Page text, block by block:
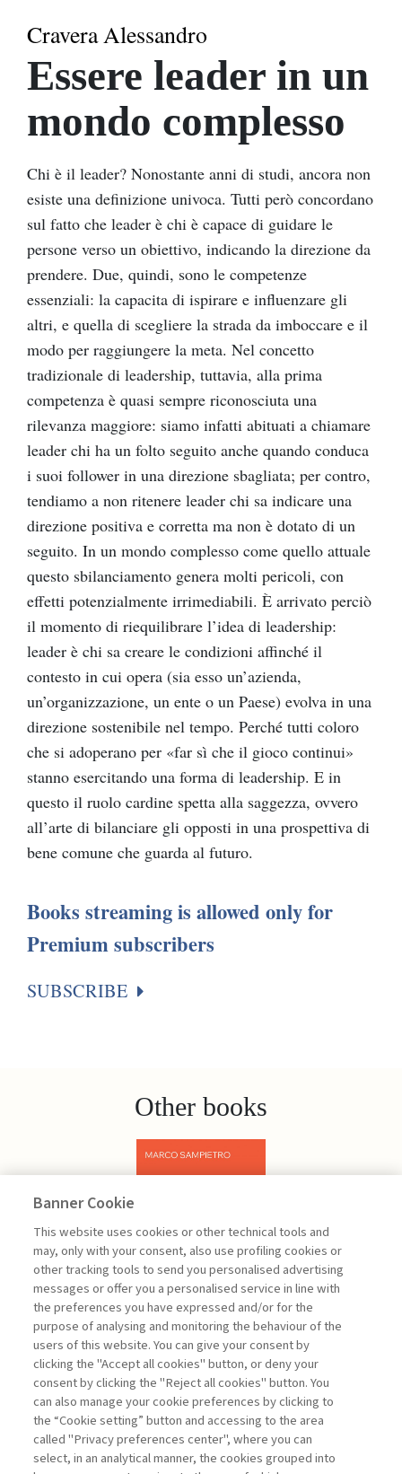
Cravera Alessandro
Essere leader in un
mondo complesso
Chi è il leader? Nonostante anni di studi, ancora non
esiste una definizione univoca. Tutti però concordano
sul fatto che leader è chi è capace di guidare le
persone verso un obiettivo, indicando la direzione da
prendere. Due, quindi, sono le competenze
essenziali: la capacita di ispirare e influenzare gli
altri, e quella di scegliere la strada da imboccare e il
modo per raggiungere la meta. Nel concetto
tradizionale di leadership, tuttavia, alla prima
competenza è quasi sempre riconosciuta una
rilevanza maggiore: siamo infatti abituati a chiamare
leader chi ha un folto seguito anche quando conduca
i suoi follower in una direzione sbagliata; per contro,
tendiamo a non ritenere leader chi sa indicare una
direzione positiva e corretta ma non è dotato di un
seguito. In un mondo complesso come quello attuale
questo sbilanciamento genera molti pericoli, con
effetti potenzialmente irrimediabili. È arrivato perciò
il momento di riequilibrare l’idea di leadership:
leader è chi sa creare le condizioni affinché il
contesto in cui opera (sia esso un’azienda,
un’organizzazione, un ente o un Paese) evolva in una
direzione sostenibile nel tempo. Perché tutti coloro
che si adoperano per «far sì che il gioco continui»
stanno esercitando una forma di leadership. E in
questo il ruolo cardine spetta alla saggezza, ovvero
all’arte di bilanciare gli opposti in una prospettiva di
bene comune che guarda al futuro.
Books streaming is allowed only for
Premium subscribers
SUBSCRIBE
Other books
Previous
Sampietro Marco
Project
Management -
III edizione
Banner Cookie
This website uses cookies or other technical tools and
may, only with your consent, also use profiling cookies or
other tracking tools to send you personalised advertising
messages or offer you a personalised service in line with
the preferences you have expressed and/or for the
purpose of analysing and monitoring the behaviour of the
users of this website. You can give your consent by
clicking the "Accept all cookies" button, or deny your
consent by clicking the "Reject all cookies" button. You
can also manage your cookie preferences by clicking to
the “Cookie setting” button and accessing to the area
called "Privacy preferences center", where you can
select, in an analytical manner, the cookies grouped into